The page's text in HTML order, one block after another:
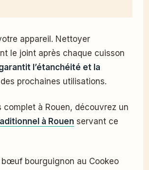
appareil. Nettoyer
le joint après chaque cuisson
l’étanchéité et la
des prochaines utilisations.
complet à Rouen, découvrez un
à Rouen servant ce
bœuf bourguignon au Cookeo